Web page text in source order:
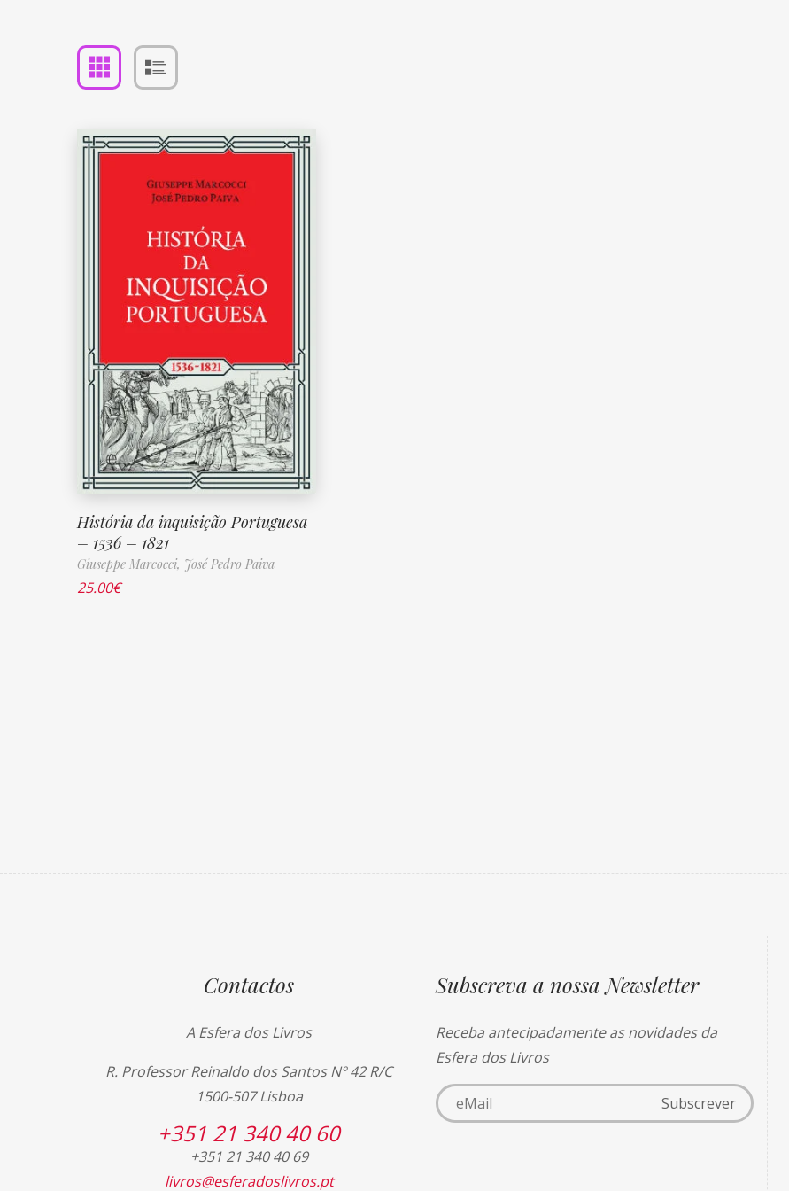
História da inquisição Portuguesa
– 1536 – 1821
Giuseppe Marcocci, José Pedro Paiva
25.00€
Contactos
A Esfera dos Livros
R. Professor Reinaldo dos Santos Nº 42 R/C
1500-507 Lisboa
+351 21 340 40 60
+351 21 340 40 69
livros@esferadoslivros.pt
Subscreva a nossa Newsletter
Receba antecipadamente as novidades da
Esfera dos Livros